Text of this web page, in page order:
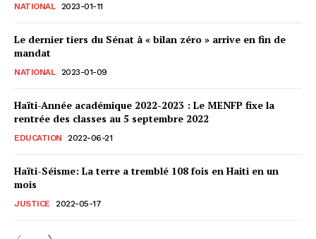
NATIONAL 2023-01-11
Le dernier tiers du Sénat à « bilan zéro » arrive en fin de
mandat
NATIONAL 2023-01-09
Haïti-Année académique 2022-2023 : Le MENFP fixe la
rentrée des classes au 5 septembre 2022
EDUCATION 2022-06-21
Haïti-Séisme: La terre a tremblé 108 fois en Haiti en un
mois
JUSTICE 2022-05-17